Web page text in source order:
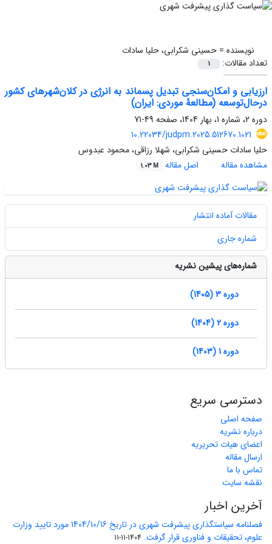
نویسنده =حسینی شکرابی، حلیا سادات
تعداد مقالات:
1
ارزیابی و امکان‌سنجی تبدیل پسماند به انرژی در کلان‌شهرهای کشور
درحال‌توسعه (مطالعۀ موردی: ایران)
دوره 2، شماره 1، بهار 1404، صفحه
49-71
10.22034/judpm.2025.512670.1021
حلیا سادات حسینی شکرابی، شهلا رزاقی، محمود عبدوس
مشاهده مقاله
اصل مقاله 1.03 M
مقالات آماده انتشار
شماره جاری
شماره‌های پیشین نشریه
دوره 3 (1405)
دوره 2 (1404)
دوره 1 (1403)
دسترسی سریع
صفحه اصلی
درباره نشریه
اعضای هیات تحریریه
ارسال مقاله
تماس با ما
نقشه سایت
آخرین اخبار
فصلنامه سیاستگذاری پیشرفت شهری در تاریخ 1404/10/16 مورد تایید وزارت
علوم، تحقیقات و فناوری قرار گرفت. 1404-11-11